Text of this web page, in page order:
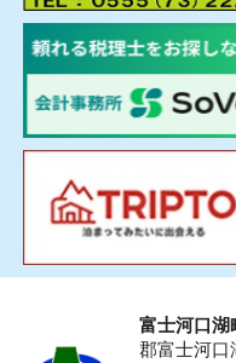
富士河口湖
郡富士河口